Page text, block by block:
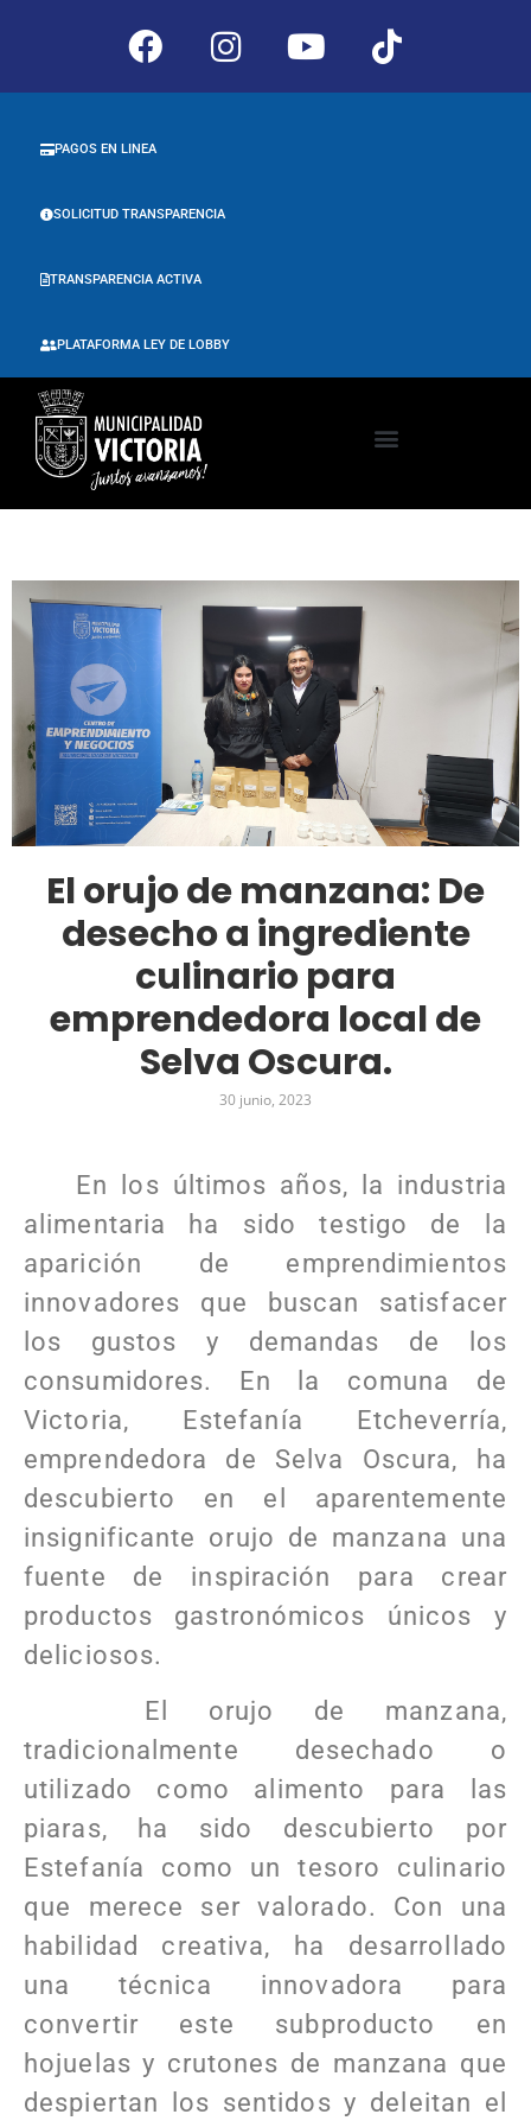
PLATAFORMA LEY DE LOBBY
TRANSPARENCIA ACTIVA
SOLICITUD TRANSPARENCIA
PAGOS EN LINEA
El orujo de manzana: De
desecho a ingrediente
culinario para
emprendedora local de
Selva Oscura.
30 junio, 2023
En los últimos años, la industria
alimentaria ha sido testigo de la
aparición de emprendimientos
innovadores que buscan satisfacer
los gustos y demandas de los
consumidores. En la comuna de
Victoria, Estefanía Etcheverría,
emprendedora de Selva Oscura, ha
descubierto en el aparentemente
insignificante orujo de manzana una
fuente de inspiración para crear
productos gastronómicos únicos y
deliciosos.
El orujo de manzana,
tradicionalmente desechado o
utilizado como alimento para las
piaras, ha sido descubierto por
Estefanía como un tesoro culinario
que merece ser valorado. Con una
habilidad creativa, ha desarrollado
una técnica innovadora para
convertir este subproducto en
hojuelas y crutones de manzana que
despiertan los sentidos y deleitan el